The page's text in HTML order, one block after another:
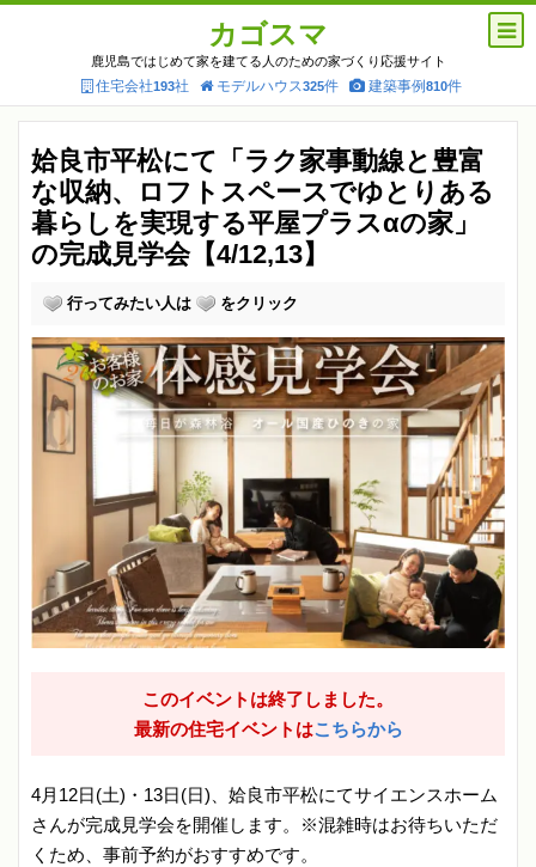
カゴスマ
鹿児島ではじめて家を建てる人のための家づくり応援サイト
住宅会社193社 モデルハウス325件 建築事例810件
姶良市平松にて「ラク家事動線と豊富
な収納、ロフトスペースでゆとりある
暮らしを実現する平屋プラスαの家」
の完成見学会【4/12,13】
行ってみたい人は をクリック
このイベントは終了しました。
最新の住宅イベントはこちらから
4月12日(土)・13日(日)、姶良市平松にてサイエンスホーム
さんが完成見学会を開催します。※混雑時はお待ちいただ
くため、事前予約がおすすめです。